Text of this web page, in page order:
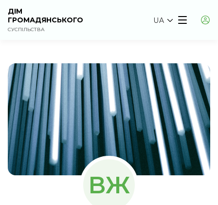
ДІМ
ГРОМАДЯНСЬКОГО
СУСПІЛЬСТВА
UA
ВЖ